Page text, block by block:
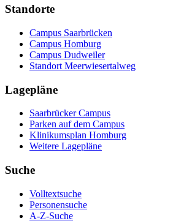
Standorte
Campus Saarbrücken
Campus Homburg
Campus Dudweiler
Standort Meerwiesertalweg
Lagepläne
Saarbrücker Campus
Parken auf dem Campus
Klinikumsplan Homburg
Weitere Lagepläne
Suche
Volltextsuche
Personensuche
A-Z-Suche